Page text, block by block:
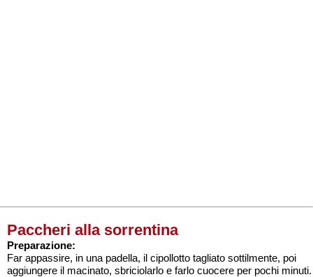
Paccheri alla sorrentina
Preparazione:
Far appassire, in una padella, il cipollotto tagliato sottilmente, poi
aggiungere il macinato, sbriciolarlo e farlo cuocere per pochi minuti.